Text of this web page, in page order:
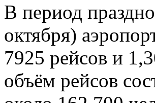
В период
октября)
7925 рейсов и
объём рейсов